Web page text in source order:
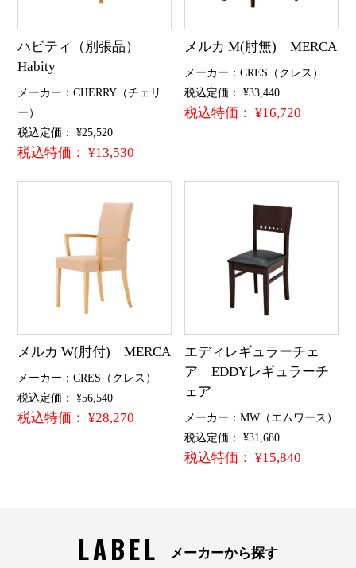
ハビティ（別張品）
Habity
メーカー：CHERRY（チェリ
ー）
税込定価： ¥25,520
税込特価： ¥13,530
メルカ M(肘無) MERCA
メーカー：CRES（クレス）
税込定価： ¥33,440
税込特価： ¥16,720
メルカ W(肘付) MERCA
メーカー：CRES（クレス）
税込定価： ¥56,540
税込特価： ¥28,270
エディレギュラーチェ
ア EDDYレギュラーチ
ェア
メーカー：MW（エムワース）
税込定価： ¥31,680
税込特価： ¥15,840
LABEL メーカーから探す